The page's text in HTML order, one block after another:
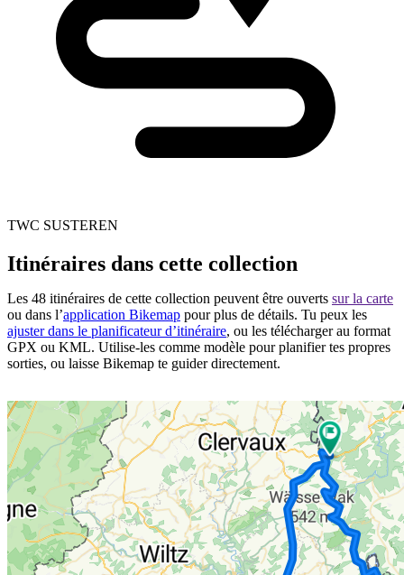
TWC SUSTEREN
Itinéraires dans cette collection
Les 48 itinéraires de cette collection peuvent être ouverts sur la carte
ou dans l’application Bikemap pour plus de détails. Tu peux les
ajuster dans le planificateur d’itinéraire, ou les télécharger au format
GPX ou KML. Utilise-les comme modèle pour planifier tes propres
sorties, ou laisse Bikemap te guider directement.